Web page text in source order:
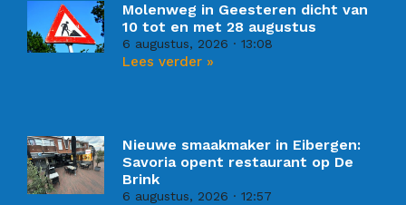
Molenweg in Geesteren dicht van
10 tot en met 28 augustus
6 augustus, 2026 13:08
Lees verder »
Nieuwe smaakmaker in Eibergen:
Savoria opent restaurant op De
Brink
6 augustus, 2026 12:57